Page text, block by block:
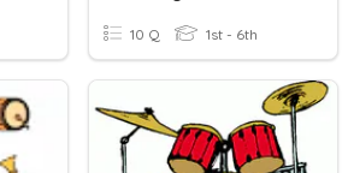
10 Q 1st - 6th